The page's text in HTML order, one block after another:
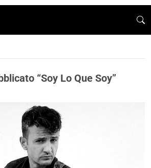
“Soy Lo Que Soy”